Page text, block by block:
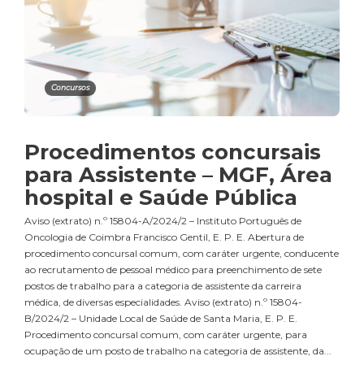
Concursos
Procedimentos concursais
para Assistente – MGF, Área
hospital e Saúde Pública
Aviso (extrato) n.º 15804-A/2024/2 – Instituto Português de
Oncologia de Coimbra Francisco Gentil, E. P. E. Abertura de
procedimento concursal comum, com caráter urgente, conducente
ao recrutamento de pessoal médico para preenchimento de sete
postos de trabalho para a categoria de assistente da carreira
médica, de diversas especialidades. Aviso (extrato) n.º 15804-
B/2024/2 – Unidade Local de Saúde de Santa Maria, E. P. E.
Procedimento concursal comum, com caráter urgente, para
ocupação de um posto de trabalho na categoria de assistente, da...